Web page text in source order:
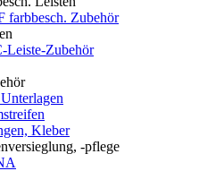
farbbesch. Zubehör
Leiste-Zubehör
Kleber
-pflege